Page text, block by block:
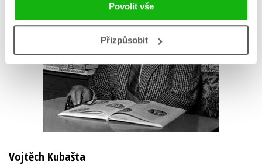
Povolit vše
Přizpůsobit
Vojtěch Kubašta